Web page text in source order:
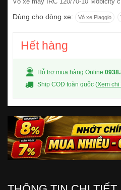
Dùng cho dòng xe: Vỏ xe Piaggio
Hết hàng
Hỗ trợ mua hàng Online
Ship COD toàn quốc (Xem chi